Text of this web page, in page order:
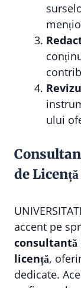
ului
de
accent pe
consultantă
licență,
dedicate.